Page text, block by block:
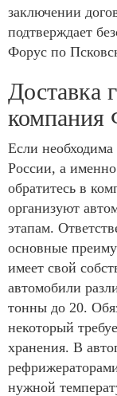
заключении
подтверждает
Форус по
Доставка
Если необходима
России, а именно
обратитесь в
организуют
этапам.
основные
имеет свой
автомобили
тонны до 20.
некоторый
хранения. В
нужной